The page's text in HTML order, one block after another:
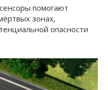
помогают
зонах,
опасности